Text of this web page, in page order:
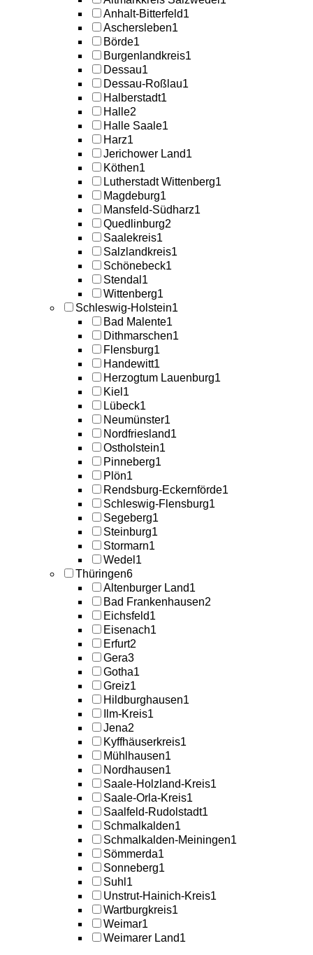
Anhalt-Bitterfeld1
Aschersleben1
Börde1
Burgenlandkreis1
Dessau1
Dessau-Roßlau1
Halberstadt1
Halle2
Halle Saale1
Harz1
Jerichower Land1
Köthen1
Lutherstadt Wittenberg1
Magdeburg1
Mansfeld-Südharz1
Quedlinburg2
Saalekreis1
Salzlandkreis1
Schönebeck1
Stendal 1
Wittenberg1
Schleswig-Holstein1
Bad Malente1
Dithmarschen1
Flensburg1
Handewitt1
Herzogtum Lauenburg1
Kiel 1
Lübeck1
Neumünster1
Nordfriesland1
Ostholstein1
Pinneberg1
Plön1
Rendsburg-Eckernförde1
Schleswig-Flensburg1
Segeberg1
Steinburg1
Stormarn1
Wedel 1
Thüringen6
Altenburger Land1
Bad Frankenhausen2
Eichsfeld1
Eisenach1
Erfurt2
Gera3
Gotha1
Greiz1
Hildburghausen1
Ilm-Kreis1
Jena2
Kyffhäuserkreis1
Mühlhausen1
Nordhausen1
Saale-Holzland-Kreis1
Saale-Orla-Kreis1
Saalfeld-Rudolstadt1
Schmalkalden1
Schmalkalden-Meiningen1
Sömmerda1
Sonneberg1
Suhl 1
Unstrut-Hainich-Kreis1
Wartburgkreis1
Weimar1
Weimarer Land1